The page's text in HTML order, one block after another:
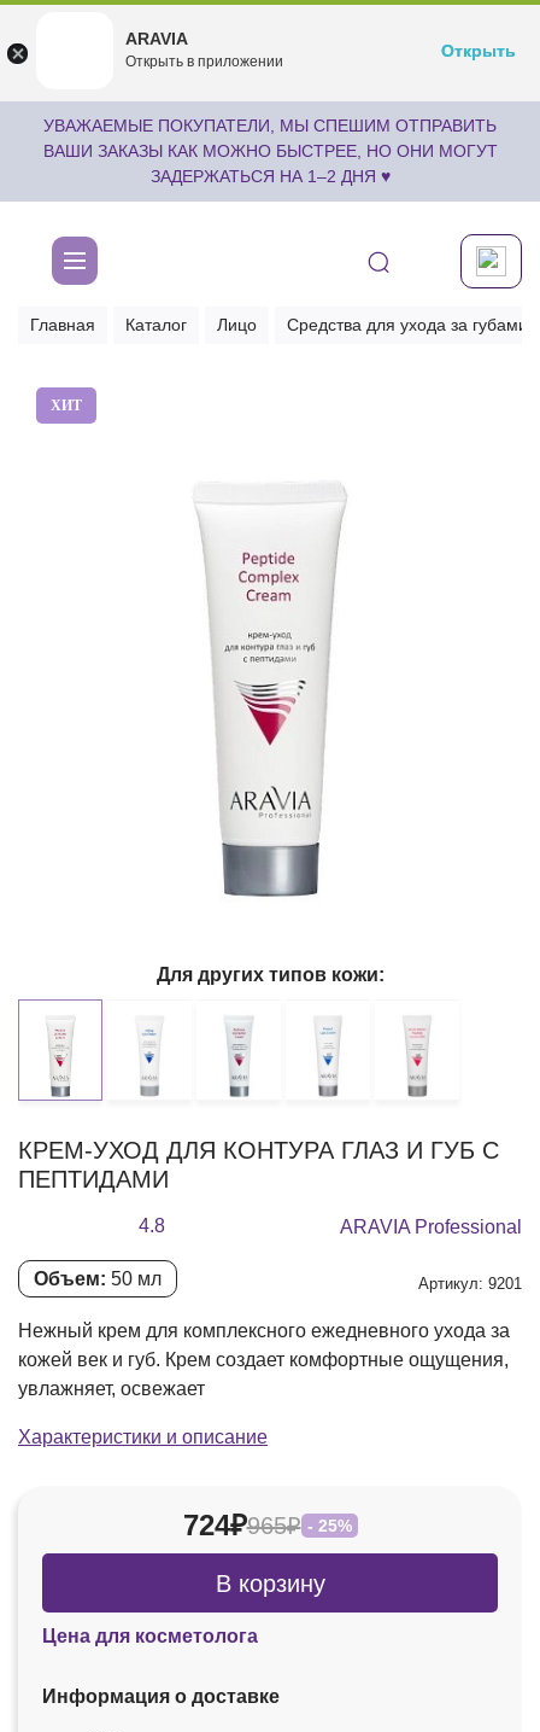
undefined
Бесплатноru.aravia.new
Открыть
УВАЖАЕМЫЕ ПОКУПАТЕЛИ, МЫ СПЕШИМ ОТПРАВИТЬ
ВАШИ ЗАКАЗЫ КАК МОЖНО БЫСТРЕЕ, НО ОНИ МОГУТ
ЗАДЕРЖАТЬСЯ НА 1–2 ДНЯ ♥
Главная Каталог Лицо Средства для ухода за губами
ХИТ
КРЕМ-УХОД ДЛЯ КОНТУРА ГЛАЗ И ГУБ С
ПЕПТИДАМИ
4.8 ARAVIA Professional
Объем: 50 мл Артикул: 9201
Нежный крем для комплексного ежедневного ухода за
кожей век и губ. Крем создает комфортные ощущения,
увлажняет, освежает
Характеристики и описание
Для других типов кожи:
724₽965₽ - 25%
В корзину
Цена для косметолога
Информация о доставке
ARAVIA
Открыть в приложении
Открыть